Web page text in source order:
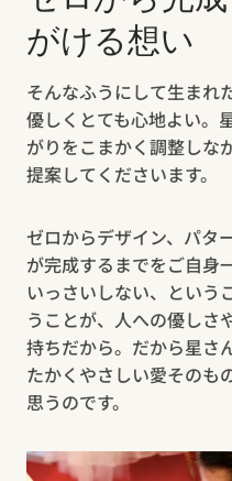
がける想い
そんなふうにして生まれ
優しくとても心地よい。
がりをこまかく調整しな
提案してくださいます。
ゼロからデザイン、パタ
が完成するまでをご自身
いっさいしない、という
うことが、人への優しさ
持ちだから。だから星さ
たかくやさしい愛そのも
思うのです。